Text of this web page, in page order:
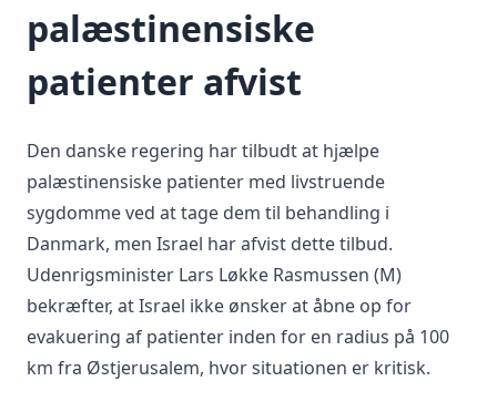
palæstinensiske
patienter afvist
Den danske regering har tilbudt at hjælpe
palæstinensiske patienter med livstruende
sygdomme ved at tage dem til behandling i
Danmark, men Israel har afvist dette tilbud.
Udenrigsminister Lars Løkke Rasmussen (M)
bekræfter, at Israel ikke ønsker at åbne op for
evakuering af patienter inden for en radius på 100
km fra Østjerusalem, hvor situationen er kritisk.